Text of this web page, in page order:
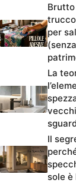
trucco
per
La
Il
sole